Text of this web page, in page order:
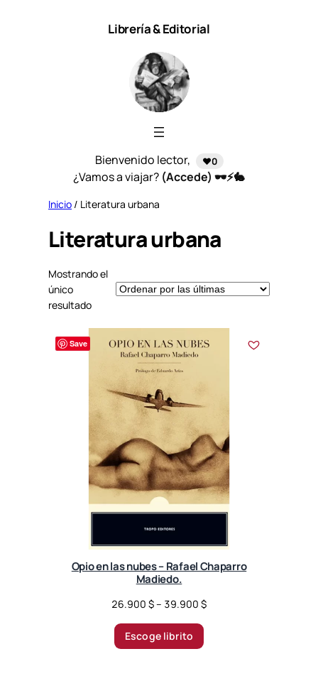
Librería & Editorial
Bienvenido lector, ❤️0
¿Vamos a viajar? (Accede) 🕶️⚡🐇
Inicio / Literatura urbana
Literatura urbana
Mostrando el
único
resultado
Save
Opio en las nubes – Rafael Chaparro
Madiedo.
26.900 $– 39.900 $P
Escoge librito